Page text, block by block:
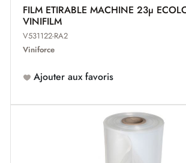
FILM ETIRABLE MACHINE 23µ
VINIFILM
V531122-RA2
Viniforce
Ajouter aux favoris